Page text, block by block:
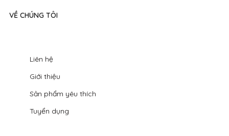
VỀ CHÚNG TÔI
Liên hệ
Giới thiệu
Sản phẩm yêu thích
Tuyển dụng